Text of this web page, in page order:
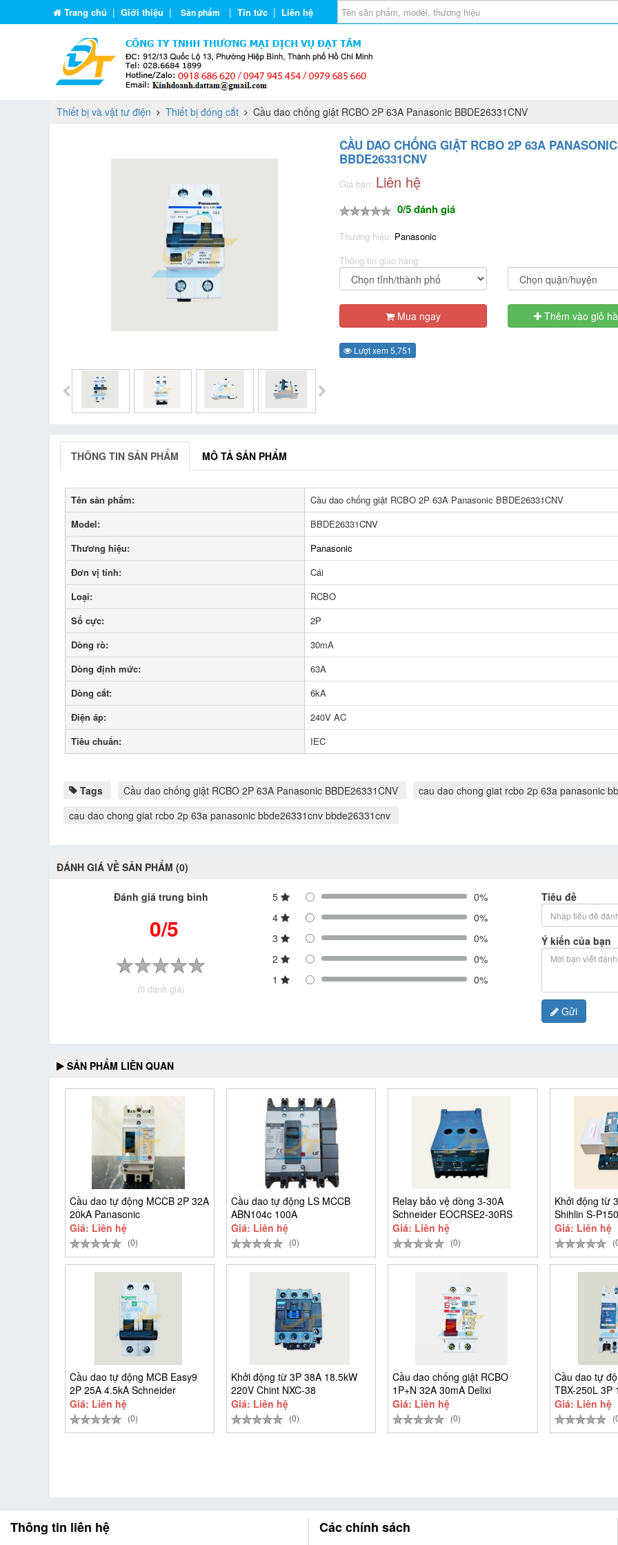
Trang chủ | Giới thiệu | Sản phẩm | Tin tức | Liên hệ
Thiết bị và vật tư điện Thiết bị đóng cắt Cầu dao chống giật RCBO 2P 63A Panasonic BBDE26331CNV
CẦU DAO CHỐNG GIẬT RCBO 2P 63A PANASONIC
BBDE26331CNV
Giá bán: Liên hệ
0/5 đánh giá
Thương hiệu: Panasonic
Thông tin giao hàng:
Mua ngay Thêm vào giỏ
Lượt xem 5,751
THÔNG TIN SẢN PHẨM MÔ TẢ SẢN PHẨM
Tên sản phẩm:
Cầu dao chống giật RCBO 2P 63A Panasonic BBDE26331CNV
Model:
BBDE26331CNV
Thương hiệu:
Panasonic
Đơn vị tính:
Cái
Loại:
RCBO
Số cực:
2P
Dòng rò:
30mA
Dòng định mức:
63A
Dòng cắt:
6kA
Điện áp:
240V AC
Tiêu chuẩn:
IEC
Tags Cầu dao chống giật RCBO 2P 63A Panasonic BBDE26331CNV
cau dao chong giat rcbo 2p 63a panasonic
cau dao chong giat rcbo 2p 63a panasonic bbde26331cnv bbde26331cnv
ĐÁNH GIÁ VỀ SẢN PHẨM (0)
Đánh giá trung bình
0/5
(0 đánh giá)
5
0%
4
0%
3
0%
2
0%
1
0%
Tiêu đề
Ý kiến của bạn
Gửi
SẢN PHẨM LIÊN QUAN
Cầu dao tự động MCCB 2P 32A
20kA Panasonic
BBSF2232CTCV
Giá: Liên hệ
(0)
Cầu dao tự động LS MCCB
ABN104c 100A
Giá: Liên hệ
(0)
Relay bảo vệ dòng 3-30A
Schneider EOCRSE2-30RS
Giá: Liên hệ
(0)
Khởi động từ
Shihlin S-
Giá: Liên hệ
Cầu dao tự động MCB Easy9
2P 25A 4.5kA Schneider
EZ9F34225
Giá: Liên hệ
(0)
Khởi động từ 3P 38A 18.5kW
220V Chint NXC-38
Giá: Liên hệ
(0)
Cầu dao chống giật RCBO
1P+N 32A 30mA Delixi
CDB6LESi1C32
Giá: Liên hệ
(0)
Cầu dao tự
TBX-250L 3P
Giá: Liên hệ
Thông tin liên hệ Các chính sách